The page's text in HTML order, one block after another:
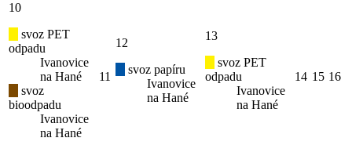
10
svoz PET
odpadu
Ivanovice
na Hané
svoz
bioodpadu
Ivanovice
na Hané
11
12
svoz papíru
Ivanovice
na Hané
13
svoz PET
odpadu
Ivanovice
na Hané
14 15 16